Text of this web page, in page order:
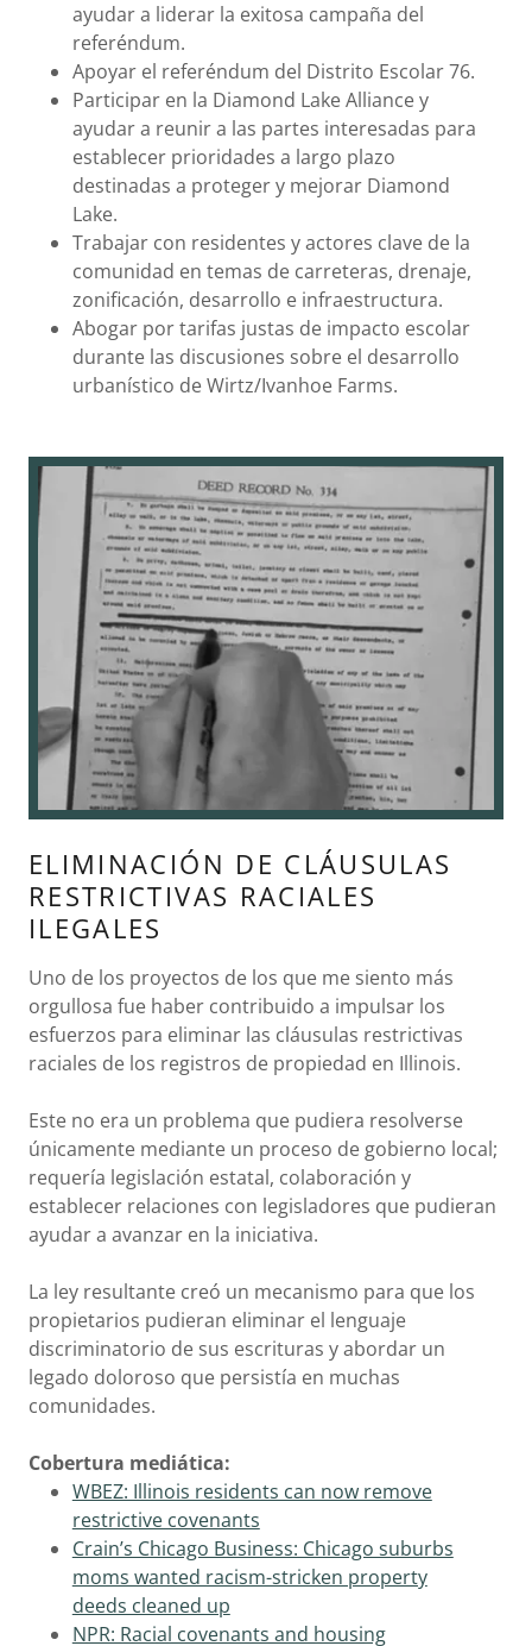
ayudar a liderar la exitosa campaña del
referéndum.
Apoyar el referéndum del Distrito Escolar 76.
Participar en la Diamond Lake Alliance y
ayudar a reunir a las partes interesadas para
establecer prioridades a largo plazo
destinadas a proteger y mejorar Diamond
Lake.
Trabajar con residentes y actores clave de la
comunidad en temas de carreteras, drenaje,
zonificación, desarrollo e infraestructura.
Abogar por tarifas justas de impacto escolar
durante las discusiones sobre el desarrollo
urbanístico de Wirtz/Ivanhoe Farms.
ELIMINACIÓN DE CLÁUSULAS
RESTRICTIVAS RACIALES
ILEGALES
Uno de los proyectos de los que me siento más
orgullosa fue haber contribuido a impulsar los
esfuerzos para eliminar las cláusulas restrictivas
raciales de los registros de propiedad en Illinois.
Este no era un problema que pudiera resolverse
únicamente mediante un proceso de gobierno local;
requería legislación estatal, colaboración y
establecer relaciones con legisladores que pudieran
ayudar a avanzar en la iniciativa.
La ley resultante creó un mecanismo para que los
propietarios pudieran eliminar el lenguaje
discriminatorio de sus escrituras y abordar un
legado doloroso que persistía en muchas
comunidades.
Cobertura mediática:
WBEZ: Illinois residents can now remove
restrictive covenants
Crain’s Chicago Business: Chicago suburbs
moms wanted racism-stricken property
deeds cleaned up
NPR: Racial covenants and housing